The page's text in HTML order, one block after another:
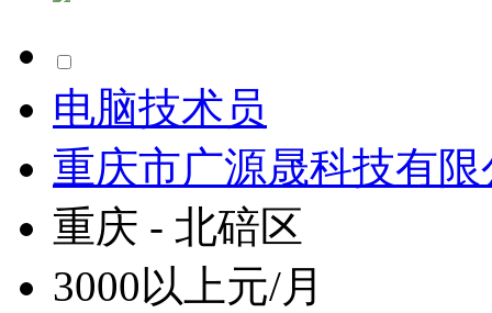
电脑技术员
重庆市广源晟科技有限
重庆 - 北碚区
3000以上元/月